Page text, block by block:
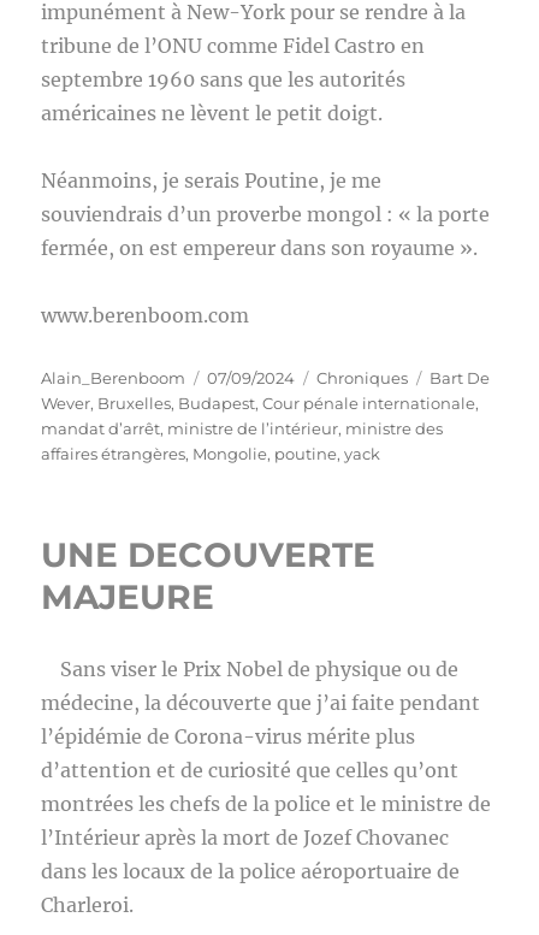
impunément à New-York pour se rendre à la
tribune de l’ONU comme Fidel Castro en
septembre 1960 sans que les autorités
américaines ne lèvent le petit doigt.
Néanmoins, je serais Poutine, je me
souviendrais d’un proverbe mongol : « la porte
fermée, on est empereur dans son royaume ».
www.berenboom.com
Auteur
Alain_Berenboom
Publié
le
07/09/2024 Catégories
Chroniques Étiquettes
Bart De
Wever, Bruxelles, Budapest,Cour pénale internationale,
mandat d’arrêt, ministre de l’intérieur, ministre des
affaires étrangères, Mongolie, poutine,yack
UNE DECOUVERTE
MAJEURE
Sans viser le Prix Nobel de physique ou de
médecine, la découverte que j’ai faite pendant
l’épidémie de Corona-virus mérite plus
d’attention et de curiosité que celles qu’ont
montrées les chefs de la police et le ministre de
l’Intérieur après la mort de Jozef Chovanec
dans les locaux de la police aéroportuaire de
Charleroi.